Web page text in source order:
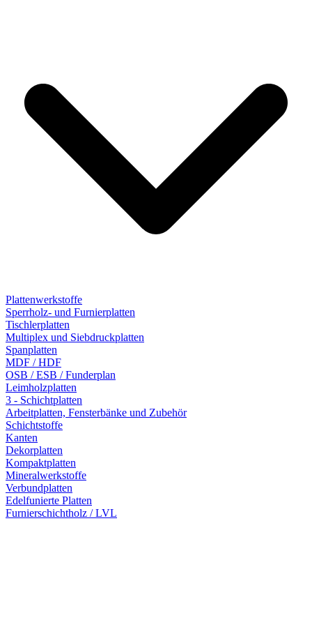
Plattenwerkstoffe
Sperrholz- und Furnierplatten
Tischlerplatten
Multiplex und Siebdruckplatten
Spanplatten
MDF / HDF
OSB / ESB / Funderplan
Leimholzplatten
3 - Schichtplatten
Arbeitplatten, Fensterbänke und Zubehör
Schichtstoffe
Kanten
Dekorplatten
Kompaktplatten
Mineralwerkstoffe
Verbundplatten
Edelfunierte Platten
Furnierschichtholz / LVL